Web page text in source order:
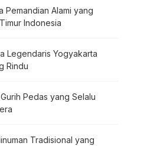
Pemandian Alami yang
Indonesia
Legendaris Yogyakarta
Rindu
Pedas yang Selalu
Tradisional yang